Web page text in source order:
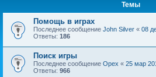
Темы
Помощь в играх
Последнее сообщение John Silver « 08
Ответы: 186
Поиск игры
Последнее сообщение Орех « 25 мар
Ответы: 966